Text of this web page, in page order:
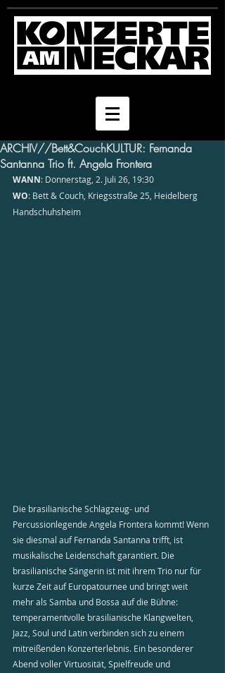
ARCHIV//Bett&CouchKULTUR: Fernanda
Santanna Trio ft. Angela Frontera
WANN: Donnerstag, 2. Juli 26, 19:30
WO: Bett & Couch, Kriegsstraße 25, Heidelberg
Handschuhsheim
Die brasilianische Schlagzeug- und
Percussionlegende Angela Frontera kommt! Wenn
sie diesmal auf Fernanda Santanna trifft, ist
musikalische Leidenschaft garantiert. Die
brasilianische Sängerin ist mit ihrem Trio nur für
kurze Zeit auf Europatournee und bringt weit
mehr als Samba und Bossa auf die Bühne:
temperamentvolle brasilianische Klangwelten,
Jazz, Soul und Latin verbinden sich zu einem
mitreißenden Konzerterlebnis. Ein besonderer
Abend voller Virtuosität, Spielfreude und